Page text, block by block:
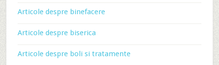
Articole despre binefacere
Articole despre biserica
Articole despre boli si tratamente